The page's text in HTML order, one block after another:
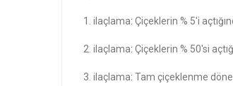
1. ilaçlama: Çiçeklerin % 5'i
2. ilaçlama: Çiçeklerin % 50'si
3. ilaçlama: Tam çiçeklenme